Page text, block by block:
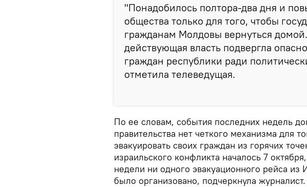
"Понадобилось полтора-два дня и
общества только для того, чтобы
гражданам Молдовы вернуться
действующая власть подвергла
граждан республики ради
отметила телеведущая.
По ее словам, события последних недель
правительства нет четкого механизма для
эвакуировать своих граждан из горячих
израильского конфликта началось 7
недели ни одного эвакуационного рейса из
было организовано, подчеркнула журналист.